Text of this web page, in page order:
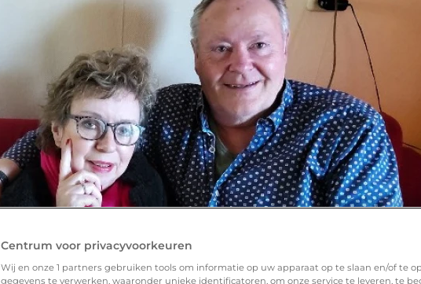
Centrum voor privacyvoorkeuren
Wij en onze 1 partners gebruiken tools om informatie op uw apparaat op te slaan en/of te
gegevens te verwerken, waaronder unieke identificatoren, om onze service te leveren, te